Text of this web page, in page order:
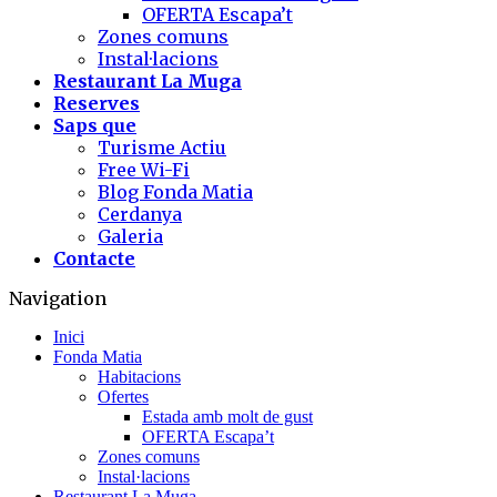
OFERTA Escapa’t
Zones comuns
Instal·lacions
Restaurant La Muga
Reserves
Saps que
Turisme Actiu
Free Wi-Fi
Blog Fonda Matia
Cerdanya
Galeria
Contacte
Navigation
Inici
Fonda Matia
Habitacions
Ofertes
Estada amb molt de gust
OFERTA Escapa’t
Zones comuns
Instal·lacions